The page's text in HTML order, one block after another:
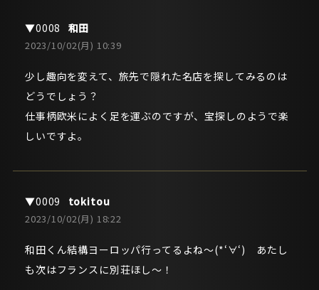
和田
2023/10/02(月) 10:39
少し趣向を変えて、旅先で隠れた名店を探してみるのは
どうでしょう？
仕事柄欧米によく足を運ぶのですが、宝探しのようで楽
しいですよ。
tokitou
2023/10/02(月) 18:22
和田くん結構ヨーロッパ行ってるよね～(*‘∀‘) あたし
も次はフランスに別荘ほし～！